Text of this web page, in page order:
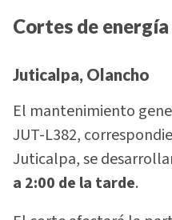
Cortes de
Juticalpa, Olancho
El mantenimiento
JUT-L382,
Juticalpa, se
a 2:00 de la tarde.